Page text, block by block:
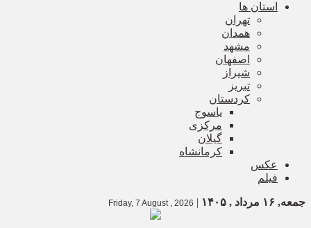
استان ها
تهران
همدان
مشهد
اصفهان
شیراز
تبریز
کردستان
یاسوج
مرکزی
گیلان
کرمانشاه
عکس
فیلم
جمعه, ۱۶ مرداد , ۱۴۰۵ |
Friday, 7 August , 2026